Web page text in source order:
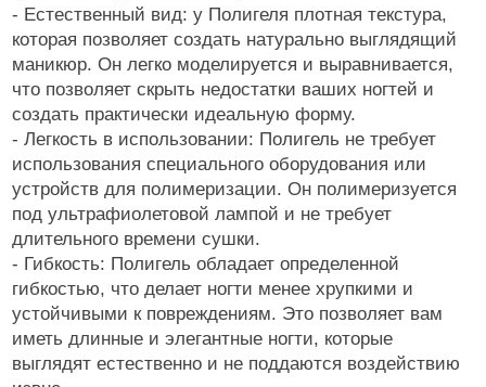
- Естественный вид: у Полигеля плотная текстура,
которая позволяет создать натурально выглядящий
маникюр. Он легко моделируется и выравнивается,
что позволяет скрыть недостатки ваших ногтей и
создать практически идеальную форму.
- Легкость в использовании: Полигель не требует
использования специального оборудования или
устройств для полимеризации. Он полимеризуется
под ультрафиолетовой лампой и не требует
длительного времени сушки.
- Гибкость: Полигель обладает определенной
гибкостью, что делает ногти менее хрупкими и
устойчивыми к повреждениям. Это позволяет вам
иметь длинные и элегантные ногти, которые
выглядят естественно и не поддаются воздействию